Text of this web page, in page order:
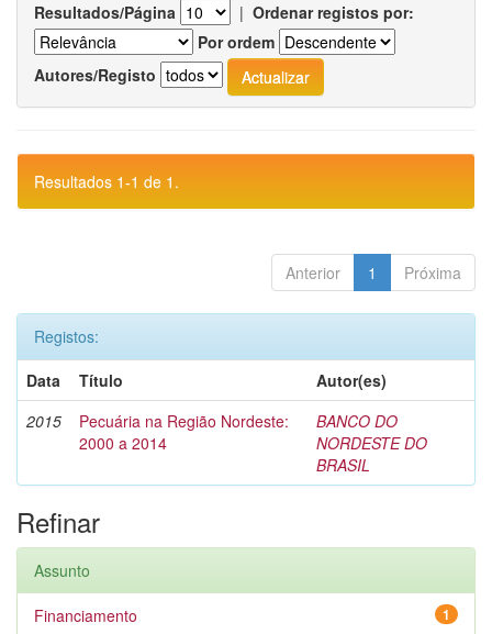
Resultados/Página | Ordenar registos por:
Por ordem
Autores/Registo
Resultados 1-1 de 1.
Anterior 1 Próxima
Registos:
Data
Título
Autor(es)
2015
Pecuária na Região Nordeste:
2000 a 2014
BANCO DO
NORDESTE DO
BRASIL
Refinar
Assunto
1
Financiamento